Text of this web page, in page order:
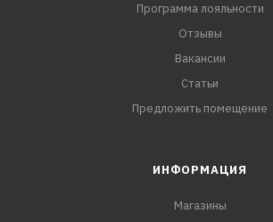
Программа лояльности
Отзывы
Вакансии
Статьи
Предложить помещение
ИНФОРМАЦИЯ
Магазины